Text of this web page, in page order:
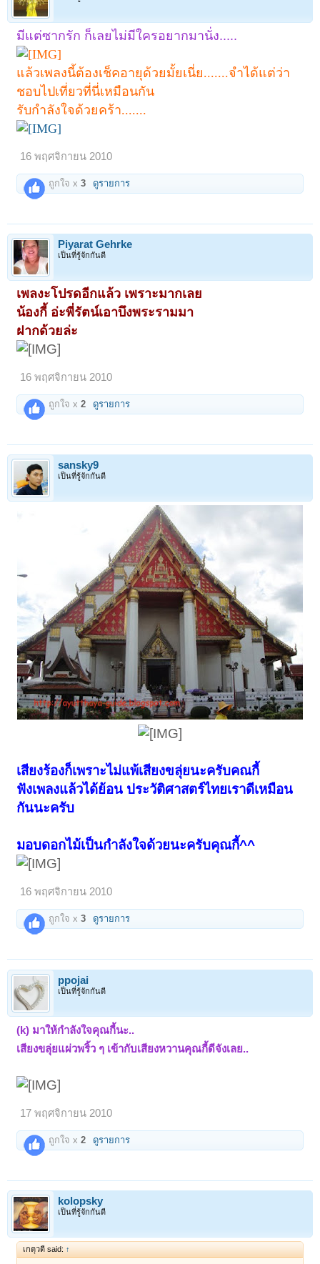
มีแต่ซากรัก ก็เลยไม่มีใครอยากมานั่ง.....
แล้วเพลงนี้ต้องเช็คอายุด้วยมั้ยเนี่ย.......จำได้แต่ว่า
ชอบไปเที่ยวที่นี่เหมือนกัน
รับกำลังใจด้วยคร้า.......
16 พฤศจิกายน 2010
ถูกใจ x3 ดูรายการ
Piyarat Gehrke
เป็นที่รู้จักกันดี
เพลงะโปรดอีกแล้ว เพราะมากเลย
น้องกี้ อ่ะพี่รัตน์เอาบึงพระรามมา
ฝากด้วยล่ะ
16 พฤศจิกายน 2010
ถูกใจ x2 ดูรายการ
sansky9
เป็นที่รู้จักกันดี
เสียงร้องก็เพราะไม่แพ้เสียงขลุ่ยนะครับคณกี้
ฟังเพลงแล้วได้ย้อน ประวัติศาสตร์ไทยเราดีเหมือน
กันนะครับ
มอบดอกไม้เป็นกำลังใจด้วยนะครับคุณกี้^^
16 พฤศจิกายน 2010
ถูกใจ x3 ดูรายการ
ppojai
เป็นที่รู้จักกันดี
(k) มาให้กำลังใจคุณกี้นะ..
เสียงขลุ่ยแผ่วพริ้ว ๆ เข้ากับเสียงหวานคุณกี้ดีจังเลย..
17 พฤศจิกายน 2010
ถูกใจ x2 ดูรายการ
kolopsky
เป็นที่รู้จักกันดี
เกตุวดี said: ↑